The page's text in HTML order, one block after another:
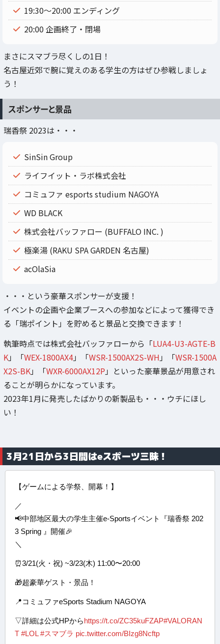
19:30～20:00 エンディング
20:00 企画終了・閉場
まさにスマブラ尽くしの1日！
名古屋近郊で腕に覚えのある学生の方はぜひ参戦しましょ
う！
スポンサーと景品
瑞香祭 2023は・・・
SinSin Group
ライフイット・ラボ株式会社
コミュファ esports studium NAGOYA
WD BLACK
株式会社バッファロー (BUFFALO INC. )
極楽湯 (RAKU SPA GARDEN 名古屋)
acOlaSia
・・・という豪華スポンサーが支援！
イベントの企画や企業ブースへの参加などによって獲得でき
る「瑞ポイント」を貯めると景品と交換できます！
執筆時点では株式会社バッファローから「LUA4-U3-AGTE-B
K」「WEX-1800AX4」「WSR-1500AX2S-WH 」「WSR-1500A
X2S-BK」「WXR-6000AX12P 」といった豪華景品が用意され
ることが明らかになっています。
2023年1月に発売したばかりの新製品も・・・ウチにほし
い！
3月21日から3日間はeスポーツ三昧！
【ゲームによる学祭、開幕！】
／
📢中部地区最大の学生主催e-Sportsイベント『瑞香祭 202
3 Spring 』開催🎉
＼
⏰3/21(火・祝) ~3/23(木) 11:00〜20:00
🎁超豪華ゲスト・景品！
📍コミュファeSports Stadium NAGOYA
▽詳細は公式HPからhttps://t.co/ZC35kuFZAP#VALORAN
T #LOL #スマブラ pic.twitter.com/BIzg8Ncftp